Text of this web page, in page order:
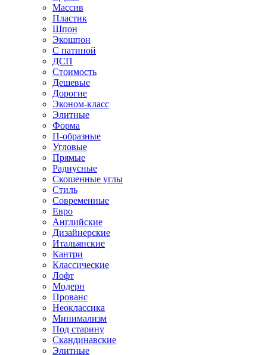
Массив
Пластик
Шпон
Экошпон
С патиной
ДСП
Стоимость
Дешевые
Дорогие
Эконом-класс
Элитные
Форма
П-образные
Угловые
Прямые
Радиусные
Скошенные углы
Стиль
Современные
Евро
Английские
Дизайнерские
Итальянские
Кантри
Классические
Лофт
Модерн
Прованс
Неоклассика
Минимализм
Под старину
Скандинавские
Элитные